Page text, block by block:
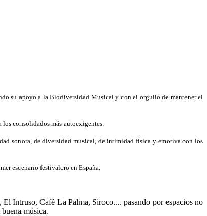
su apoyo a la Biodiversidad Musical y con el orgullo de mantener el
consolidados más autoexigentes.
sonora, de diversidad musical, de intimidad física y emotiva con los
escenario festivalero en España.
Intruso, Café La Palma, Siroco.... pasando por espacios no
música.